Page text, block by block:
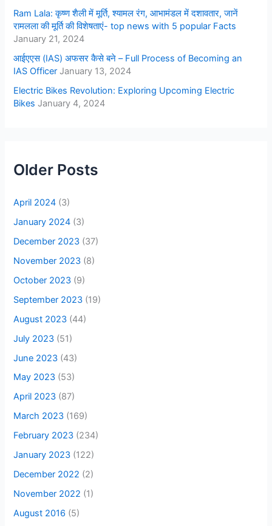
Ram Lala: कृष्ण शैली में मूर्ति, श्यामल रंग, आभामंडल में दशावतार, जानें
रामलला की मूर्ति की विशेषताएं- top news with 5 popular Facts
January 21, 2024
आईएएस (IAS) अफसर कैसे बने – Full Process of Becoming an
IAS Officer January 13, 2024
Electric Bikes Revolution: Exploring Upcoming Electric
Bikes January 4, 2024
Older Posts
April 2024 (3)
January 2024 (3)
December 2023 (37)
November 2023 (8)
October 2023 (9)
September 2023 (19)
August 2023 (44)
July 2023 (51)
June 2023 (43)
May 2023 (53)
April 2023 (87)
March 2023 (169)
February 2023 (234)
January 2023 (122)
December 2022 (2)
November 2022 (1)
August 2016 (5)